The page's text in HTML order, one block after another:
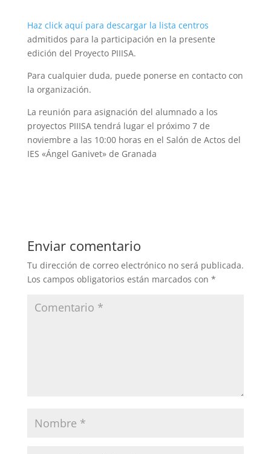
Haz click aquí para descargar la lista centros
admitidos para la participación en la presente
edición del Proyecto PIIISA.
Para cualquier duda, puede ponerse en contacto con
la organización.
La reunión para asignación del alumnado a los
proyectos PIIISA tendrá lugar el próximo 7 de
noviembre a las 10:00 horas en el Salón de Actos del
IES «Ángel Ganivet» de Granada
Enviar comentario
Tu dirección de correo electrónico no será publicada.
Los campos obligatorios están marcados con *